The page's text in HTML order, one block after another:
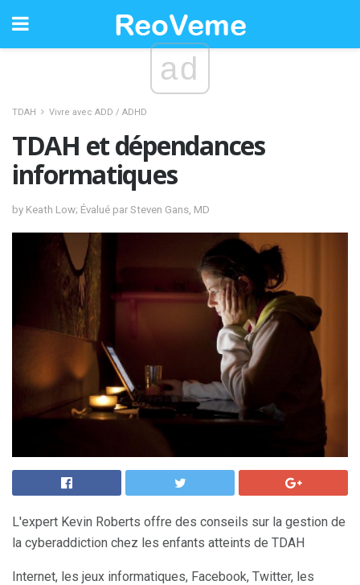
ad
TDAH Vivre avec ADD / ADHD
TDAH et dépendances
informatiques
by Keath Low; Évalué par Steven Gans, MD
L'expert Kevin Roberts offre des conseils sur la gestion de
la cyberaddiction chez les enfants atteints de TDAH
Internet, les jeux informatiques, Facebook, Twitter, les